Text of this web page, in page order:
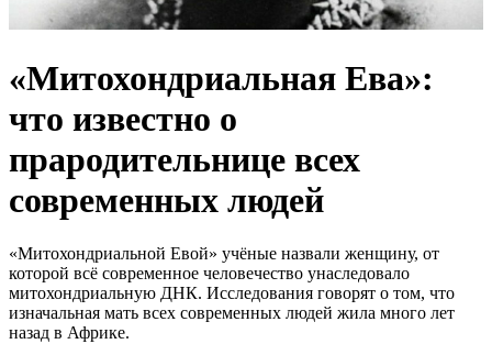
«Митохондриальная Ева»:
что известно о
прародительнице всех
современных людей
«Митохондриальной Евой» учёные назвали женщину, от
которой всё современное человечество унаследовало
митохондриальную ДНК. Исследования говорят о том, что
изначальная мать всех современных людей жила много лет
назад в Африке.